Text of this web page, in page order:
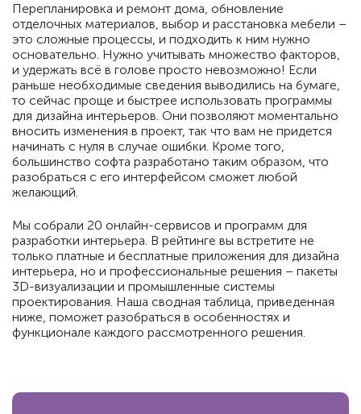
Перепланировка и ремонт дома, обновление
отделочных материалов, выбор и расстановка мебели –
это сложные процессы, и подходить к ним нужно
основательно. Нужно учитывать множество факторов,
и удержать всё в голове просто невозможно! Если
раньше необходимые сведения выводились на бумаге,
то сейчас проще и быстрее использовать программы
для дизайна интерьеров. Они позволяют моментально
вносить изменения в проект, так что вам не придется
начинать с нуля в случае ошибки. Кроме того,
большинство софта разработано таким образом, что
разобраться с его интерфейсом сможет любой
желающий.
Мы собрали 20 онлайн-сервисов и программ для
разработки интерьера. В рейтинге вы встретите не
только платные и бесплатные приложения для дизайна
интерьера, но и профессиональные решения – пакеты
3D-визуализации и промышленные системы
проектирования. Наша сводная таблица, приведенная
ниже, поможет разобраться в особенностях и
функционале каждого рассмотренного решения.